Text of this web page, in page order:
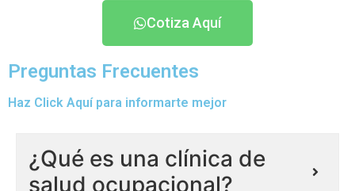
Cotiza Aquí
Preguntas Frecuentes
Haz Click Aquí para informarte mejor
¿Qué es una clínica de
salud ocupacional?